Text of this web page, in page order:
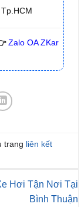
Zalo OA ZKar
trang liên kết
Hơi Tận Nơi Tại
Bình Thuận